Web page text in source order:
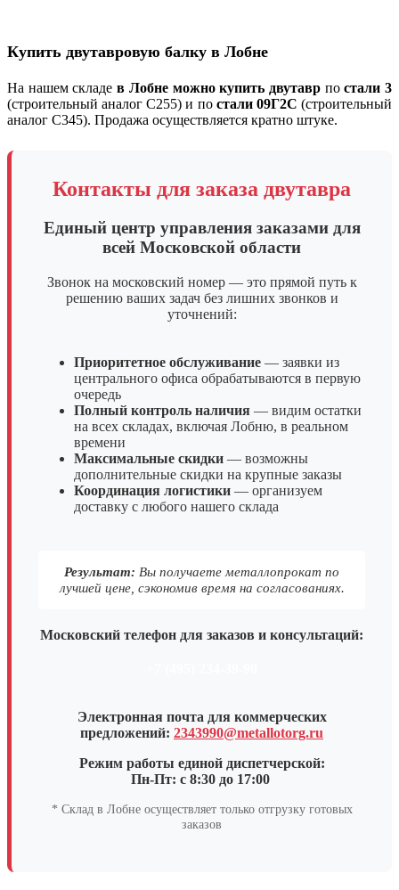
Купить двутавровую балку в Лобне
На нашем складев Лобне можно купить двутаврпостали 3
(строительный аналог С255) и по стали 09Г2С (строительный
аналог С345). Продажа осуществляется кратно штуке.
Контакты для заказа двутавра
Единый центр управления заказами для
всей Московской области
Звонок на московский номер — это прямой путь к
решению ваших задач без лишних звонков и
уточнений:
Приоритетное обслуживание — заявки из
центрального офиса обрабатываются в первую
очередь
Полный контроль наличия — видим остатки
на всех складах, включая Лобню, в реальном
времени
Максимальные скидки — возможны
дополнительные скидки на крупные заказы
Координация логистики — организуем
доставку с любого нашего склада
Результат: Вы получаете металлопрокат по
лучшей цене, сэкономив время на согласованиях.
Московский телефон для заказов и консультаций:
Электронная почта для коммерческих
предложений: 2343990@metallotorg.ru
Режим работы единой диспетчерской:
Пн-Пт: с 8:30 до 17:00
* Склад в Лобне осуществляет только отгрузку готовых
заказов